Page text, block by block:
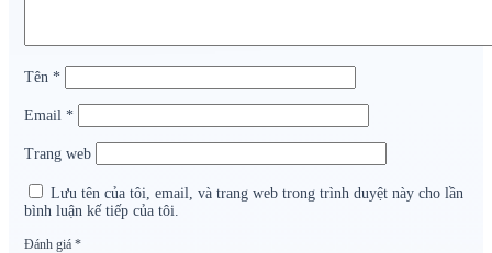
Tên *
Email *
Trang web
Lưu tên của tôi, email, và trang web trong trình duyệt này cho lần
bình luận kế tiếp của tôi.
Đánh giá *